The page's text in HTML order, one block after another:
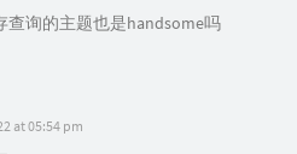
查询的主题也是handsome吗
at 05:54 pm